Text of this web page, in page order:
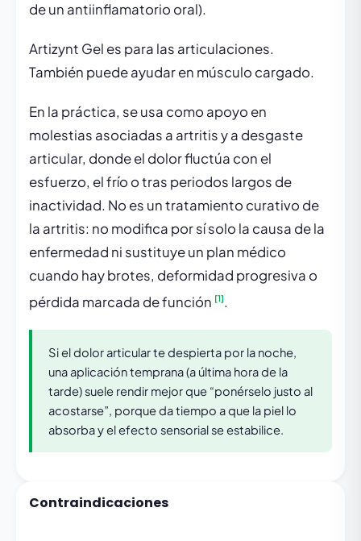
de un antiinflamatorio oral).
Artizynt Gel es para las articulaciones.
También puede ayudar en músculo cargado.
En la práctica, se usa como apoyo en
molestias asociadas a artritis y a desgaste
articular, donde el dolor fluctúa con el
esfuerzo, el frío o tras periodos largos de
inactividad. No es un tratamiento curativo de
la artritis: no modifica por sí solo la causa de la
enfermedad ni sustituye un plan médico
cuando hay brotes, deformidad progresiva o
pérdida marcada de función [1].
Si el dolor articular te despierta por la noche,
una aplicación temprana (a última hora de la
tarde) suele rendir mejor que “ponérselo justo al
acostarse”, porque da tiempo a que la piel lo
absorba y el efecto sensorial se estabilice.
Contraindicaciones